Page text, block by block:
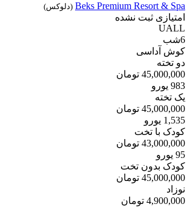
Beks Premium Resort & Spa (دلوکس)
امتیازی ثبت نشده
UALL
6شب
کوش آداسی
دو تخته
45,000,000 تومان
983 یورو
یک تخته
45,000,000 تومان
1,535 یورو
کودک با تخت
43,000,000 تومان
95 یورو
کودک بدون تخت
45,000,000 تومان
نوزاد
4,900,000 تومان